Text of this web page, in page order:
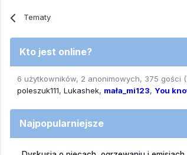
Tematy
Kto jest online?
6 użytkowników, 2 anonimowych, 375 gości
poleszuk111 Lukashek mała_mi123 You
Najpopularniejsze